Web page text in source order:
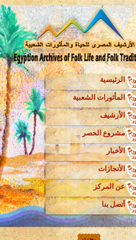
الرئيسية
المأثورات الشعبية
الأرشيف
مشروع الحصر
الأخبار
الأنجازات
عن المركز
أتصل بنا